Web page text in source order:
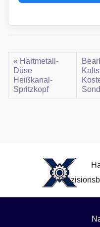
« Hartmetall-
Düse
Heißkanal-
Spritzkopf